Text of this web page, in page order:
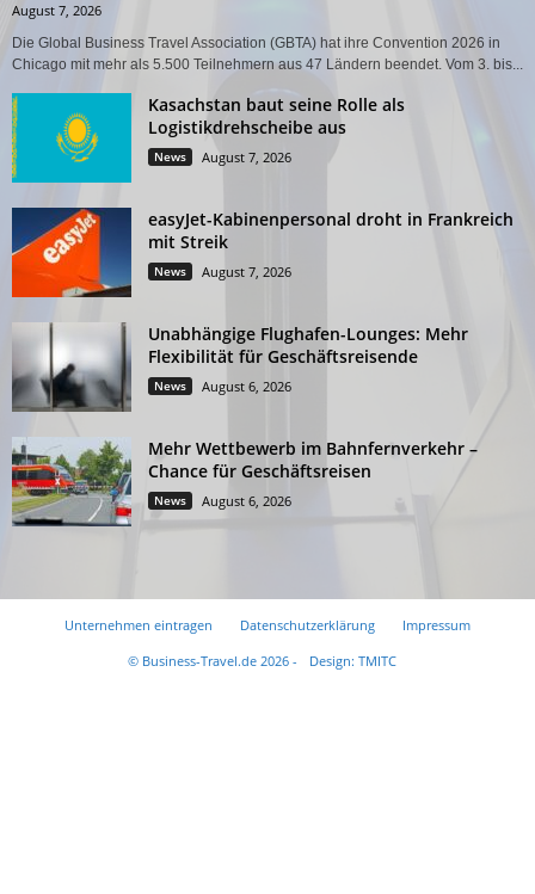
August 7, 2026
Die Global Business Travel Association (GBTA) hat ihre Convention 2026 in
Chicago mit mehr als 5.500 Teilnehmern aus 47 Ländern beendet. Vom 3. bis...
Kasachstan baut seine Rolle als
Logistikdrehscheibe aus
News August 7, 2026
easyJet-Kabinenpersonal droht in Frankreich
mit Streik
News August 7, 2026
Unabhängige Flughafen-Lounges: Mehr
Flexibilität für Geschäftsreisende
News August 6, 2026
Mehr Wettbewerb im Bahnfernverkehr –
Chance für Geschäftsreisen
News August 6, 2026
Unternehmen eintragen Datenschutzerklärung
Impressum
© Business-Travel.de 2026 -
Design: TMITC